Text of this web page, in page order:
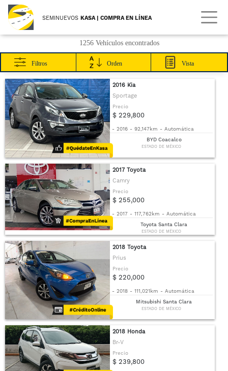
SEMINUEVOS KASA | COMPRA EN LÍNEA
1256 Vehículos encontrados
Filtros Orden Vista
2016 Kia
Sportage
Precio
$ 229,800
- 2016 - 92,147km - Automática
BYD Coacalco
ESTADO DE MÉXICO
2017 Toyota
Camry
Precio
$ 255,000
- 2017 - 117,762km - Automática
Toyota Santa Clara
ESTADO DE MÉXICO
2018 Toyota
Prius
Precio
$ 220,000
- 2018 - 111,021km - Automática
Mitsubishi Santa Clara
ESTADO DE MÉXICO
2018 Honda
Br-V
Precio
$ 239,800